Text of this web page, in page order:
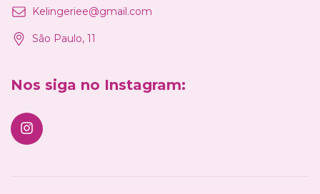
Kelingeriee@gmail.com
São Paulo, 11
Nos siga no Instagram: